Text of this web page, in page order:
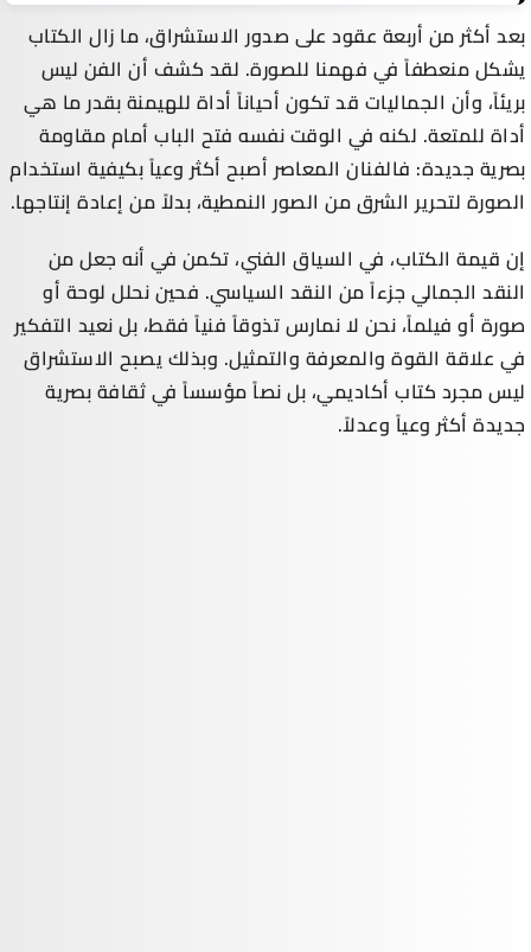
بعد أكثر من أربعة عقود على صدور الاستشراق، ما زال الكتاب
يشكل منعطفاً في فهمنا للصورة. لقد كشف أن الفن ليس
بريئاً، وأن الجماليات قد تكون أحياناً أداة للهيمنة بقدر ما هي
أداة للمتعة. لكنه في الوقت نفسه فتح الباب أمام مقاومة
بصرية جديدة: فالفنان المعاصر أصبح أكثر وعياً بكيفية استخدام
الصورة لتحرير الشرق من الصور النمطية، بدلاً من إعادة إنتاجها.
إن قيمة الكتاب، في السياق الفني، تكمن في أنه جعل من
النقد الجمالي جزءاً من النقد السياسي. فحين نحلل لوحة أو
صورة أو فيلماً، نحن لا نمارس تذوقاً فنياً فقط، بل نعيد التفكير
في علاقة القوة والمعرفة والتمثيل. وبذلك يصبح الاستشراق
ليس مجرد كتاب أكاديمي، بل نصاً مؤسساً في ثقافة بصرية
جديدة أكثر وعياً وعدلاً.